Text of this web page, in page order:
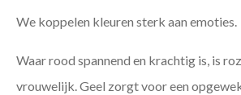
We koppelen kleuren sterk aan emoties.
Waar rood spannend en krachtig is, is
vrouwelijk. Geel zorgt voor een